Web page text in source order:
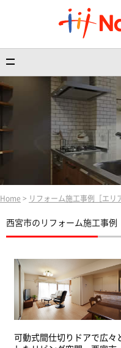
Home > リフォーム施工事例［エリ
西宮市のリフォーム施工事例
可動式間仕切りドアで広々